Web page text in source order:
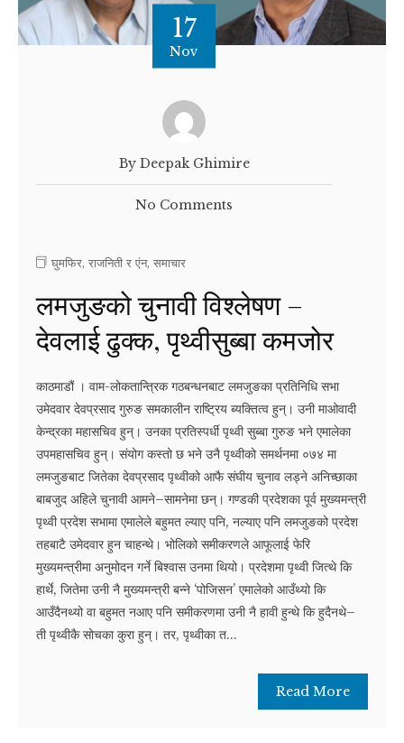
17
Nov
By Deepak Ghimire
No Comments
घुमफिर, राजनिती र एंन, समाचार
लमजुङको चुनावी विश्लेषण –
देवलाई ढुक्क, पृथ्वीसुब्बा कमजोर
काठमाडौं । वाम-लोकतान्त्रिक गठबन्धनबाट लमजुङका प्रतिनिधि सभा
उमेदवार देवप्रसाद गुरुङ समकालीन राष्ट्रिय ब्यक्तित्व हुन्। उनी माओवादी
केन्द्रका महासचिव हुन्। उनका प्रतिस्पर्धी पृथ्वी सुब्बा गुरुङ भने एमालेका
उपमहासचिव हुन्। संयोग कस्तो छ भने उनै पृथ्वीको समर्थनमा ०७४ मा
लमजुङबाट जितेका देवप्रसाद पृथ्वीको आफै संघीय चुनाव लड्ने अनिच्छाका
बाबजुद अहिले चुनावी आमने–सामनेमा छन्। गण्डकी प्रदेशका पूर्व मुख्यमन्त्री
पृथ्वी प्रदेश सभामा एमालेले बहुमत ल्याए पनि, नल्याए पनि लमजुङको प्रदेश
तहबाटै उमेदवार हुन चाहन्थे। भोलिको समीकरणले आफूलाई फेरि
मुख्यमन्त्रीमा अनुमोदन गर्ने बिश्वास उनमा थियो। प्रदेशमा पृथ्वी जित्थे कि
हार्थे, जितेमा उनी नै मुख्यमन्त्री बन्ने ‘पोजिसन’ एमालेको आउँथ्यो कि
आउँदैनथ्यो वा बहुमत नआए पनि समीकरणमा उनी नै हावी हुन्थे कि हुदैनथे–
ती पृथ्वीकै सोचका कुरा हुन्। तर, पृथ्वीका त...
Read More